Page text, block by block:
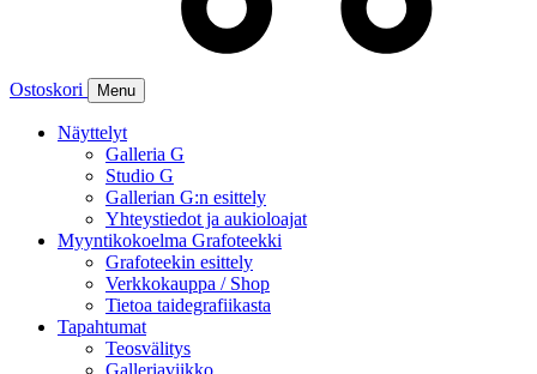
Ostoskori Menu
Näyttelyt
Galleria G
Studio G
Gallerian G:n esittely
Yhteystiedot ja aukioloajat
Myyntikokoelma Grafoteekki
Grafoteekin esittely
Verkkokauppa / Shop
Tietoa taidegrafiikasta
Tapahtumat
Teosvälitys
Galleriaviikko